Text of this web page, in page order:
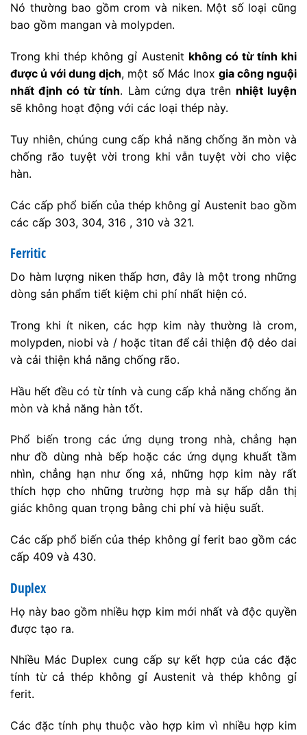
Nó thường bao gồm crom và niken. Một số loại cũng
bao gồm mangan và molypden.
Trong khi thép không gỉ Austenit không có từ tính khi
được ủ với dung dịch, một số Mác Inox gia công nguội
nhất định có từ tính. Làm cứng dựa trên nhiệt luyện
sẽ không hoạt động với các loại thép này.
Tuy nhiên, chúng cung cấp khả năng chống ăn mòn và
chống rão tuyệt vời trong khi vẫn tuyệt vời cho việc
hàn.
Các cấp phổ biến của thép không gỉ Austenit bao gồm
các cấp 303, 304, 316 , 310 và 321.
Ferritic
Do hàm lượng niken thấp hơn, đây là một trong những
dòng sản phẩm tiết kiệm chi phí nhất hiện có.
Trong khi ít niken, các hợp kim này thường là crom,
molypden, niobi và / hoặc titan để cải thiện độ dẻo dai
và cải thiện khả năng chống rão.
Hầu hết đều có từ tính và cung cấp khả năng chống ăn
mòn và khả năng hàn tốt.
Phổ biến trong các ứng dụng trong nhà, chẳng hạn
như đồ dùng nhà bếp hoặc các ứng dụng khuất tầm
nhìn, chẳng hạn như ống xả, những hợp kim này rất
thích hợp cho những trường hợp mà sự hấp dẫn thị
giác không quan trọng bằng chi phí và hiệu suất.
Các cấp phổ biến của thép không gỉ ferit bao gồm các
cấp 409 và 430.
Duplex
Họ này bao gồm nhiều hợp kim mới nhất và độc quyền
được tạo ra.
Nhiều Mác Duplex cung cấp sự kết hợp của các đặc
tính từ cả thép không gỉ Austenit và thép không gỉ
ferit.
Các đặc tính phụ thuộc vào hợp kim vì nhiều hợp kim